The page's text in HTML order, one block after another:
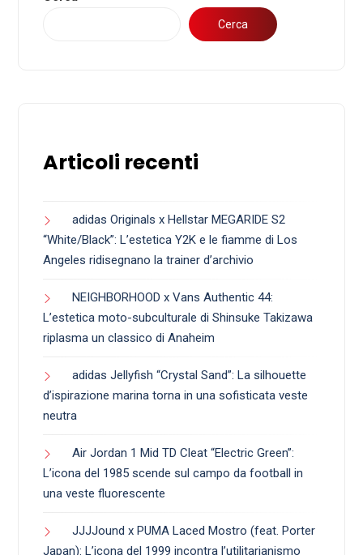
Cerca
Articoli recenti
adidas Originals x Hellstar MEGARIDE S2
“White/Black”: L’estetica Y2K e le fiamme di Los
Angeles ridisegnano la trainer d’archivio
NEIGHBORHOOD x Vans Authentic 44:
L’estetica moto-subculturale di Shinsuke Takizawa
riplasma un classico di Anaheim
adidas Jellyfish “Crystal Sand”: La silhouette
d’ispirazione marina torna in una sofisticata veste
neutra
Air Jordan 1 Mid TD Cleat “Electric Green”:
L’icona del 1985 scende sul campo da football in
una veste fluorescente
JJJJound x PUMA Laced Mostro (feat. Porter
Japan): L’icona del 1999 incontra l’utilitarianismo